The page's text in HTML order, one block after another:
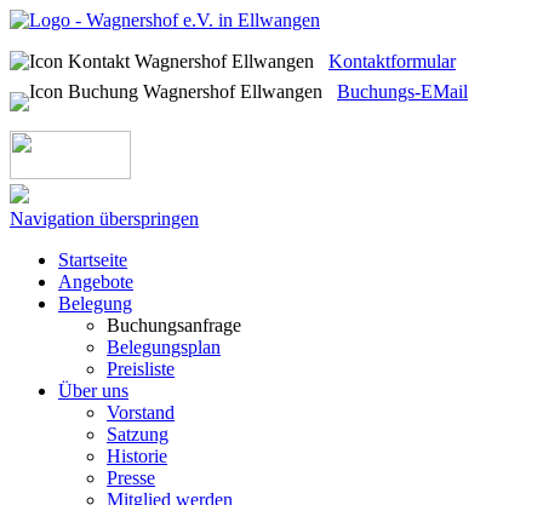
Kontaktformular
Buchungs-EMail
Navigation überspringen
Startseite
Angebote
Belegung
Buchungsanfrage
Belegungsplan
Preisliste
Über uns
Vorstand
Satzung
Historie
Presse
Mitglied werden